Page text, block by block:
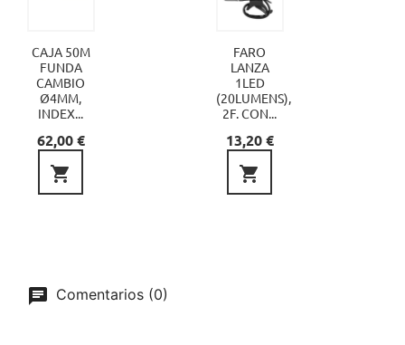
CAJA 50M
FUNDA
CAMBIO
Ø4MM,
INDEX...
Precio
62,00 €

FARO
LANZA
1LED
(20LUMENS),
2F. CON...
Precio
13,20 €

Comentarios (0)